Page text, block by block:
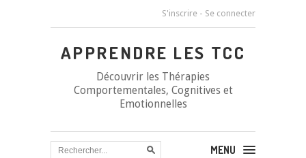
S'inscrire - Se connecter
APPRENDRE LES TCC
Découvrir les Thérapies
Comportementales, Cognitives et
Emotionnelles
MENU